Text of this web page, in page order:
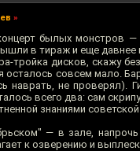
»
былых монстров
в тираж и еще
тройка дисков, скажу
совсем мало.
наврать, не проверял).
всего два: сам
знаниями
— в зале,
к озверению и